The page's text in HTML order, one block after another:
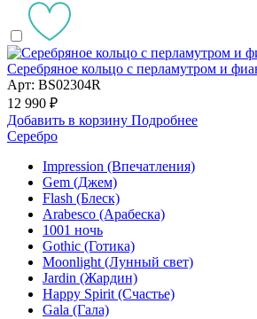
Серебряное кольцо с перламутром и
Арт: BS02304R
12 990 ₽
Добавить в корзину Подробнее
Серебро
Impression (Впечатления)
Gem (Джем)
Flash (Блеск)
Arabesco (Арабеска)
1001 ночь
Gothic (Готика)
Moonlight (Лунный свет)
Jardin (Жардин)
Happy Spirit (Счастье)
Gala (Гала)